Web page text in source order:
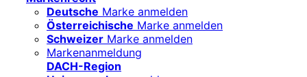
Deutsche Marke anmelden
Österreichische Marke anmelden
Schweizer Marke anmelden
Markenanmeldung
DACH-Region